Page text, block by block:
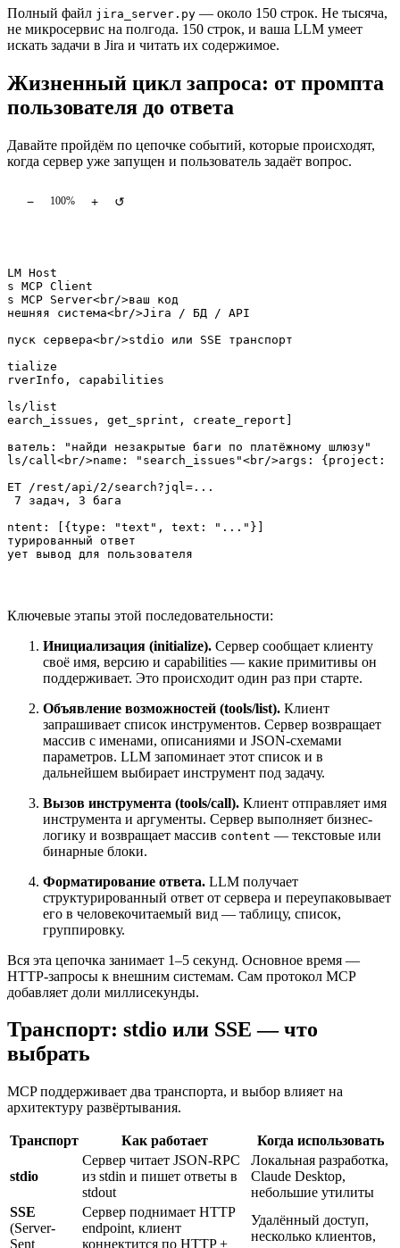
Полный файл jira_server.py — около 150 строк. Не тысяча,
не микросервис на полгода. 150 строк, и ваша LLM умеет
искать задачи в Jira и читать их содержимое.
Жизненный цикл запроса: от промпта
пользователя до ответа
Давайте пройдём по цепочке событий, которые происходят,
когда сервер уже запущен и пользователь задаёт вопрос.
− 100% + ↺
Host
MCP Client
MCP Server<br/>ваш код
система<br/>Jira / БД / API
сервера<br/>stdio или SSE транспорт
capabilities
list
get_sprint, create_report]
"найди незакрытые баги по платёжному шлюзу"
call<br/>name: "search_issues"<br/>args: {project:
/rest/api/2/search?jql=...
7 задач, 3 бага
[{type: "text", text: "..."}]
ответ
Ключевые этапы этой последовательности:
Инициализация (initialize). Сервер сообщает клиенту
своё имя, версию и capabilities — какие примитивы он
поддерживает. Это происходит один раз при старте.
Объявление возможностей (tools/list). Клиент
запрашивает список инструментов. Сервер возвращает
массив с именами, описаниями и JSON-схемами
параметров. LLM запоминает этот список и в
дальнейшем выбирает инструмент под задачу.
Вызов инструмента (tools/call). Клиент отправляет имя
инструмента и аргументы. Сервер выполняет бизнес-
логику и возвращает массив content — текстовые или
бинарные блоки.
Форматирование ответа. LLM получает
структурированный ответ от сервера и переупаковывает
его в человекочитаемый вид — таблицу, список,
группировку.
Вся эта цепочка занимает 1–5 секунд. Основное время —
HTTP-запросы к внешним системам. Сам протокол MCP
добавляет доли миллисекунды.
Транспорт: stdio или SSE — что
выбрать
MCP поддерживает два транспорта, и выбор влияет на
архитектуру развёртывания.
Транспорт Как работает Когда использовать
stdio
Сервер читает JSON-RPC
из stdin и пишет ответы в
stdout
Локальная разработка,
Claude Desktop,
небольшие утилиты
SSE
(Server-
Sent
Сервер поднимает HTTP
endpoint, клиент
коннектится по HTTP +
Удалённый доступ,
несколько клиентов,